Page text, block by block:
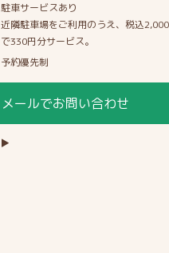
駐車サービスあり
近隣駐車場をご利用のうえ、税込
で330円分サービス。
予約優先制
メールでお問い合わせ